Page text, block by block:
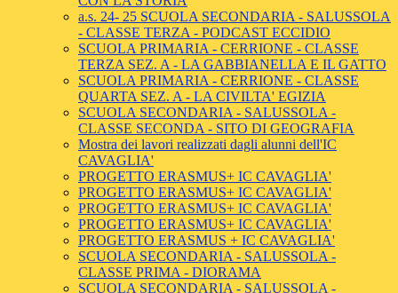
a.s. 24- 25 SCUOLA SECONDARIA - SALUSSOLA
- CLASSE TERZA - PODCAST ECCIDIO
SCUOLA PRIMARIA - CERRIONE - CLASSE
TERZA SEZ. A - LA GABBIANELLA E IL GATTO
SCUOLA PRIMARIA - CERRIONE - CLASSE
QUARTA SEZ. A - LA CIVILTA' EGIZIA
SCUOLA SECONDARIA - SALUSSOLA -
CLASSE SECONDA - SITO DI GEOGRAFIA
Mostra dei lavori realizzati dagli alunni dell'IC
CAVAGLIA'
PROGETTO ERASMUS+ IC CAVAGLIA'
PROGETTO ERASMUS+ IC CAVAGLIA'
PROGETTO ERASMUS+ IC CAVAGLIA'
PROGETTO ERASMUS+ IC CAVAGLIA'
PROGETTO ERASMUS + IC CAVAGLIA'
SCUOLA SECONDARIA - SALUSSOLA -
CLASSE PRIMA - DIORAMA
SCUOLA SECONDARIA - SALUSSOLA -